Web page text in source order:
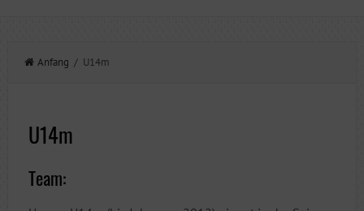
Anfang / U14m
U14m
Team: